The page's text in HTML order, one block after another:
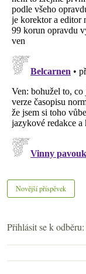
Novější příspěvek
Přihlásit se k odběru: